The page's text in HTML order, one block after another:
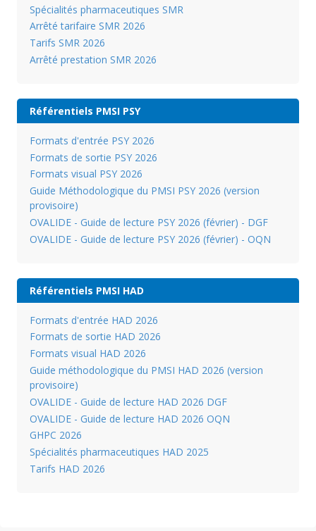
Spécialités pharmaceutiques SMR
Arrêté tarifaire SMR 2026
Tarifs SMR 2026
Arrêté prestation SMR 2026
Référentiels PMSI PSY
Formats d'entrée PSY 2026
Formats de sortie PSY 2026
Formats visual PSY 2026
Guide Méthodologique du PMSI PSY 2026 (version
provisoire)
OVALIDE - Guide de lecture PSY 2026 (février) - DGF
OVALIDE - Guide de lecture PSY 2026 (février) - OQN
Référentiels PMSI HAD
Formats d'entrée HAD 2026
Formats de sortie HAD 2026
Formats visual HAD 2026
Guide méthodologique du PMSI HAD 2026 (version
provisoire)
OVALIDE - Guide de lecture HAD 2026 DGF
OVALIDE - Guide de lecture HAD 2026 OQN
GHPC 2026
Spécialités pharmaceutiques HAD 2025
Tarifs HAD 2026